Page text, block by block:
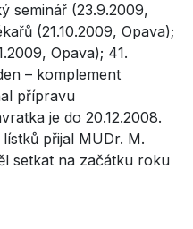
seminář (23.9.2009,
(21.10.2009, Opava);
Opava); 41.
– komplement
přípravu
je do 20.12.2008.
přijal MUDr. M.
setkat na začátku roku